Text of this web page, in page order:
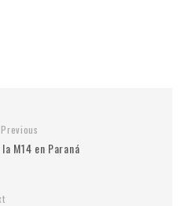
Previous
M14 en Paraná